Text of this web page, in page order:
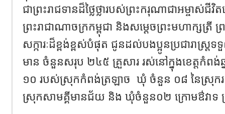
ជាព្រះរាជ​ទានដ៏ថ្លៃថ្លា​របស់​ព្រះករុណាជាអម្ចាស់​ជី
ព្រះរាជា​ណាចក្រកម្ពុជា ​និងសម្តេចព្រះមហាក្សត្រី ព្រះ
សក្ការៈ​ដ៏ខ្ពង់ខ្ពស់​បំផុត ជូនដល់​បងប្អូន​ប្រជារាស្រ្
មាន ចំនួនសរុប ២៤៥ គ្រួសារ រស់នៅក្នុងខេត្តកំពង់
១០ របស់ស្រុកកំពង់ត្រឡាច ​​ ឃុំ ចំនួន ០៨ នៃស្រុករ
ស្រុកសាមគ្គីមានជ័យ និង​ ​ឃុំចំនួន០២​ ក្រោមឳវាទ